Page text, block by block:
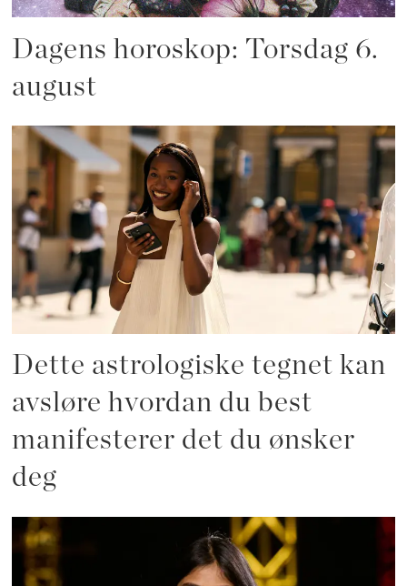
Dagens horoskop: Torsdag 6.
august
Dette astrologiske tegnet kan
avsløre hvordan du best
manifesterer det du ønsker
deg